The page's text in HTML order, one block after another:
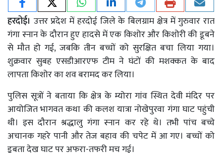
हरदोई। उत्तर प्रदेश में हरदोई जिले के बिलग्राम क्षेत्र में गुरुवार रात
गंगा स्नान के दौरान हुए हादसे में एक किशोर और किशोरी की डूबने
से मौत हो गई, जबकि तीन बच्चों को सुरक्षित बचा लिया गया।
शुक्रवार सुबह एसडीआरएफ टीम ने घंटों की मशक्कत के बाद
लापता किशोर का शव बरामद कर लिया।
पुलिस सूत्रों ने बताया कि क्षेत्र के म्योरा गांव स्थित देवी मंदिर पर
आयोजित भागवत कथा की कलश यात्रा नोखेपुरवा गंगा घाट पहुंची
थी। इस दौरान श्रद्धालु गंगा स्नान कर रहे थे। तभी पांच बच्चे
अचानक गहरे पानी और तेज बहाव की चपेट में आ गए। बच्चों को
डूबता देख घाट पर अफरा-तफरी मच गई।